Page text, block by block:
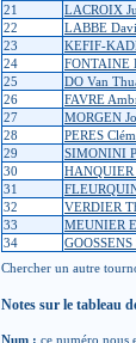
21
LACROIX
22
LABBE
23
KEFIF-
24
FONTAINE
25
DO Van
26
FAVRE
27
MORGEN
28
PERES
29
SIMONINI
30
31
32
VERDIER
33
MEUNIER
34
Chercher un autre
Notes sur le tableau
Num : ce numéro nous